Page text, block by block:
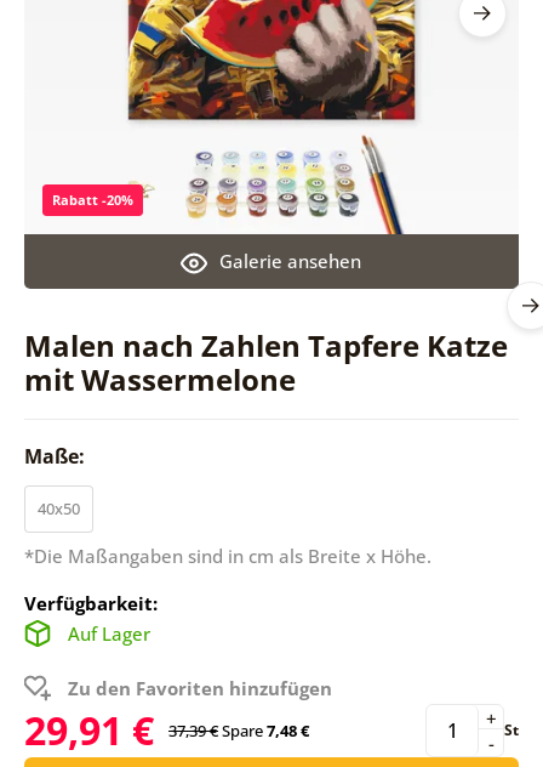
Malen nach Zahlen Tapfere Katze
mit Wassermelone
Galerie ansehen
Rabatt -20%
Maße:
40x50
*Die Maßangaben sind in cm als Breite x Höhe.
Verfügbarkeit:
Auf Lager
Zu den Favoriten hinzufügen
29,91 € 37,39 €Spare7,48 € -
+ St